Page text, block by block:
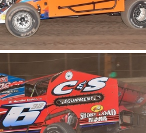
DSP 0248